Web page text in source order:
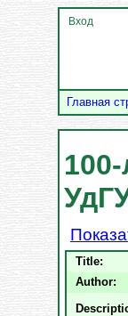
Главная
Вход
Title:
Author: